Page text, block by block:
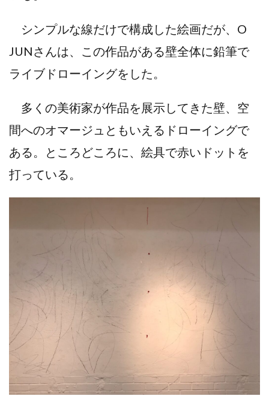
シンプルな線だけで構成した絵画だが、O
JUNさんは、この作品がある壁全体に鉛筆で
ライブドローイングをした。
多くの美術家が作品を展示してきた壁、空
間へのオマージュともいえるドローイングで
ある。ところどころに、絵具で赤いドットを
打っている。